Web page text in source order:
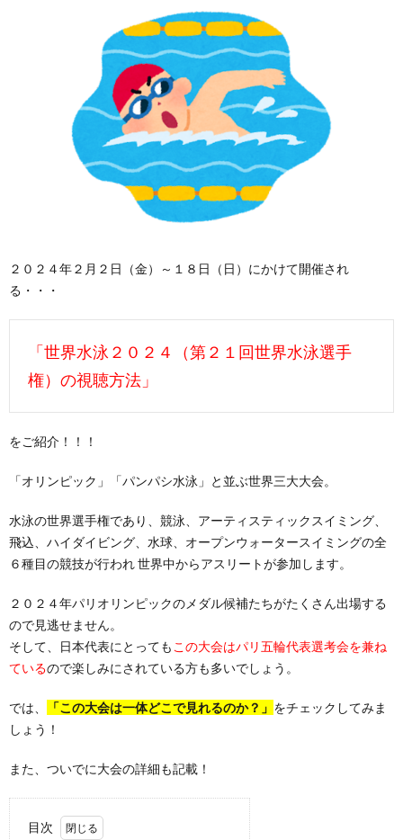
２０２４年２月２日（金）～１８日（日）にかけて開催され
る・・・
「世界水泳２０２４（第２１回世界水泳選手
権）の視聴方法」
をご紹介！！！
「オリンピック」「パンパシ水泳」と並ぶ世界三大大会。
水泳の世界選手権であり、競泳、アーティスティックスイミング、
飛込、ハイダイビング、水球、オープンウォータースイミングの全
６種目の競技が行われ 世界中からアスリートが参加します。
２０２４年パリオリンピックのメダル候補たちがたくさん出場する
ので見逃せません。
そして、日本代表にとっても この大会はパリ五輪代表選考会を兼ね
ているので楽しみにされている方も多いでしょう。
では、 「この大会は一体どこで見れるのか？」 をチェックしてみま
しょう！
また、ついでに大会の詳細も記載！
目次